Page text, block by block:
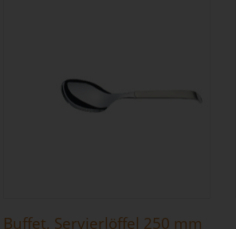
Buffet, Servierlöffel 250 mm